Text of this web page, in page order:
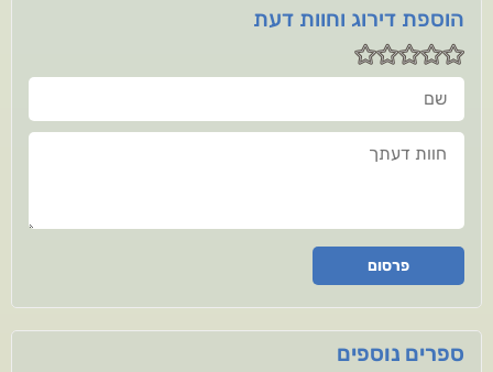
הוספת דירוג וחוות דעת
שם
חוות דעתך
פרסום
ספרים נוספים